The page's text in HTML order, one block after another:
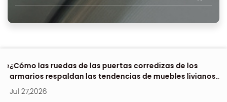
¿Cómo las ruedas de las puertas corredizas de los
armarios respaldan las tendencias de muebles livianos
en 2026?
Jul 27,2026